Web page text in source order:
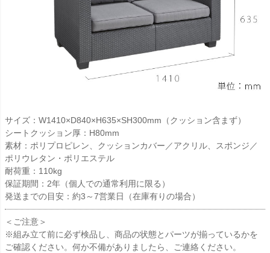
サイズ：W1410×D840×H635×SH300mm（クッション含まず）
シートクッション厚：H80mm
素材：ポリプロピレン、クッションカバー／アクリル、スポンジ／
ポリウレタン・ポリエステル
耐荷重：110kg
保証期間：2年（個人での通常利用に限る）
発送までの目安：約3～7営業日（在庫有りの場合）
＜ご注意＞
※組み立て前に必ず検品し、商品の状態とパーツが揃っているかを
ご確認ください。何か不備がありましたら、ご連絡ください。